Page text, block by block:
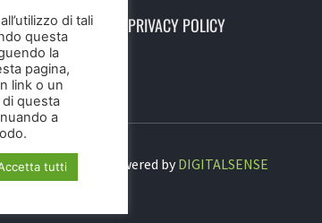
PRIVACY POLICY
Reserved. Powered byDIGITALSENSE
di tali
questa
la
pagina,
link o un
questa
a
tutti